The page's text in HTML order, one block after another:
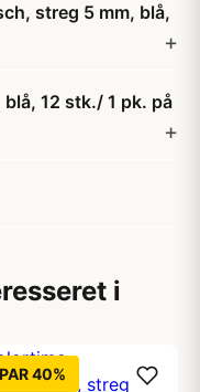
streg 5 mm, blå,
12 stk./ 1 pk. på
i
40%